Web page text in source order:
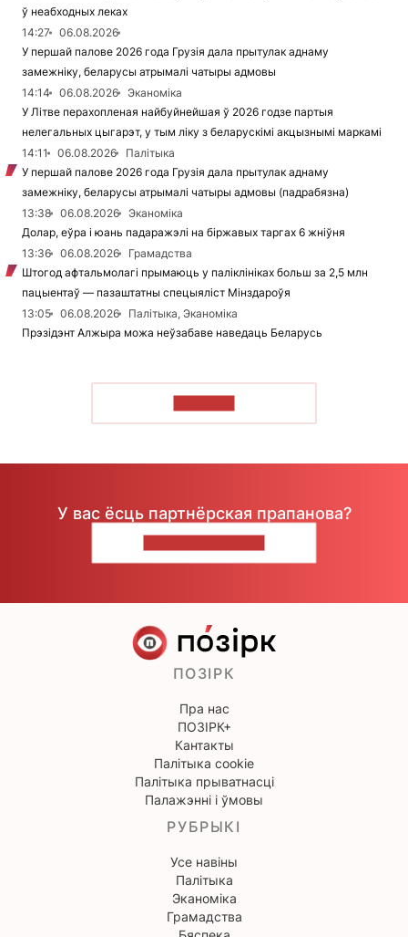
ў неабходных леках
14:27
06.08.2026
У першай палове 2026 года Грузія дала прытулак аднаму
замежніку, беларусы атрымалі чатыры адмовы
14:14
06.08.2026
Эканоміка
У Літве перахопленая найбуйнейшая ў 2026 годзе партыя
нелегальных цыгарэт, у тым ліку з беларускімі акцызнымі маркамі
14:11
06.08.2026
Палітыка
У першай палове 2026 года Грузія дала прытулак аднаму
замежніку, беларусы атрымалі чатыры адмовы (падрабязна)
13:38
06.08.2026
Эканоміка
Долар, еўра і юань падаражэлі на біржавых таргах 6 жніўня
13:36
06.08.2026
Грамадства
Штогод афтальмолагі прымаюць у паліклініках больш за 2,5 млн
пацыентаў — пазаштатны спецыяліст Мінздароўя
13:05
06.08.2026
Палітыка, Эканоміка
Прэзідэнт Алжыра можа неўзабаве наведаць Беларусь
У вас ёсць партнёрская прапанова?
ПОЗІРК
Пра нас
ПОЗІРК+
Кантакты
Палітыка cookie
Палітыка прыватнасці
Палажэнні і ўмовы
РУБРЫКІ
Усе навіны
Палітыка
Эканоміка
Грамадства